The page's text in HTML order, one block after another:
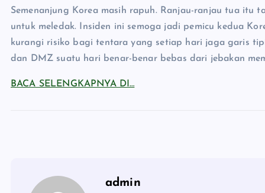
Semenanjung Korea masih rapuh. Ranjau-ranjau tua itu
untuk meledak. Insiden ini semoga jadi pemicu kedua
kurangi risiko bagi tentara yang setiap hari jaga garis
dan DMZ suatu hari benar-benar bebas dari jebakan
BACA SELENGKAPNYA DI…
admin